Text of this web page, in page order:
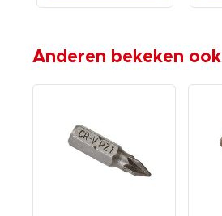
Anderen bekeken ook